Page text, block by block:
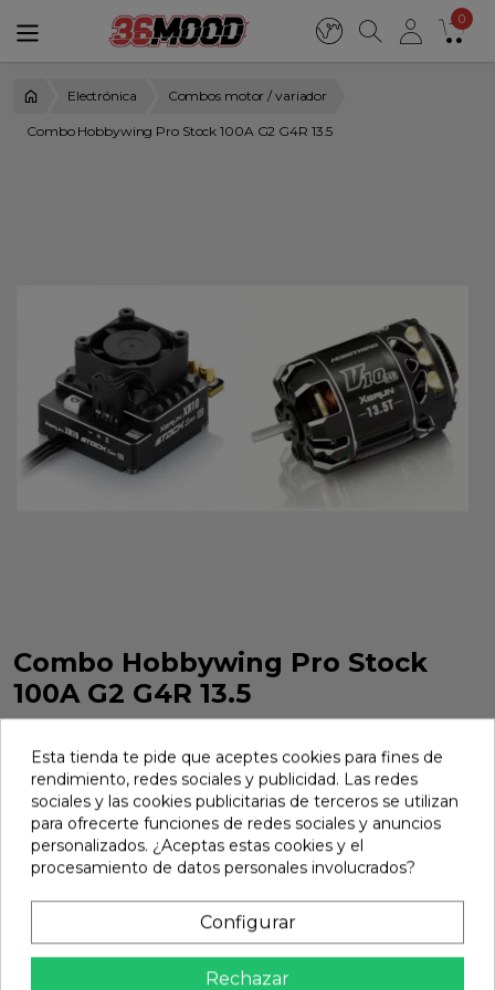
0
Electrónica Combos motor / variador
Combo Hobbywing Pro Stock 100A G2 G4R 13.5
Combo Hobbywing Pro Stock
100A G2 G4R 13.5
HWIBERICO01
Marca: Hobbywing Ref: HWIBERICO01
199,90 €
Añadir
En stock
Esta tienda te pide que aceptes cookies para fines de
rendimiento, redes sociales y publicidad. Las redes
sociales y las cookies publicitarias de terceros se utilizan
para ofrecerte funciones de redes sociales y anuncios
personalizados. ¿Aceptas estas cookies y el
procesamiento de datos personales involucrados?
Configurar
Rechazar